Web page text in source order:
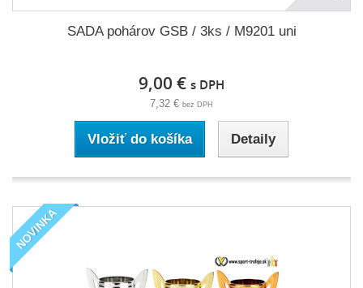
SADA pohárov GSB / 3ks / M9201 uni
9,00 € s DPH
7,32 € bez DPH
Vložiť do košíka Detaily
NOVINKA